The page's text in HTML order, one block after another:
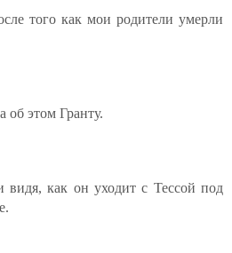
того как мои родители умерли
об этом Гранту.
видя, как он уходит с Тессой под